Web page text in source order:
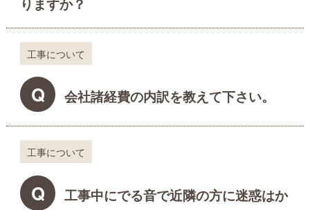
工事について
Q 会社諸経費の内訳を教えて下さい。
工事について
Q
工事中にでる音で近隣の方に迷惑はか